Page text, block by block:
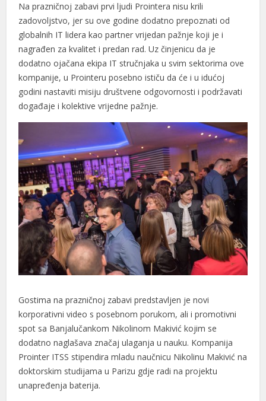
Na prazničnoj zabavi prvi ljudi Prointera nisu krili
zadovoljstvo, jer su ove godine dodatno prepoznati od
globalnih IT lidera kao partner vrijedan pažnje koji je i
nagrađen za kvalitet i predan rad. Uz činjenicu da je
dodatno ojačana ekipa IT stručnjaka u svim sektorima ove
kompanije, u Prointeru posebno ističu da će i u idućoj
godini nastaviti misiju društvene odgovornosti i podržavati
događaje i kolektive vrijedne pažnje.
Gostima na prazničnoj zabavi predstavljen je novi
korporativni video s posebnom porukom, ali i promotivni
spot sa Banjalučankom Nikolinom Makivić kojim se
dodatno naglašava značaj ulaganja u nauku. Kompanija
Prointer ITSS stipendira mladu naučnicu Nikolinu Makivić na
doktorskim studijama u Parizu gdje radi na projektu
unapređenja baterija.